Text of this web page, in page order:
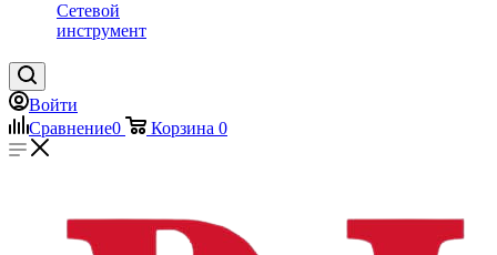
Сетевой
инструмент
Войти
Сравнение0 Корзина 0